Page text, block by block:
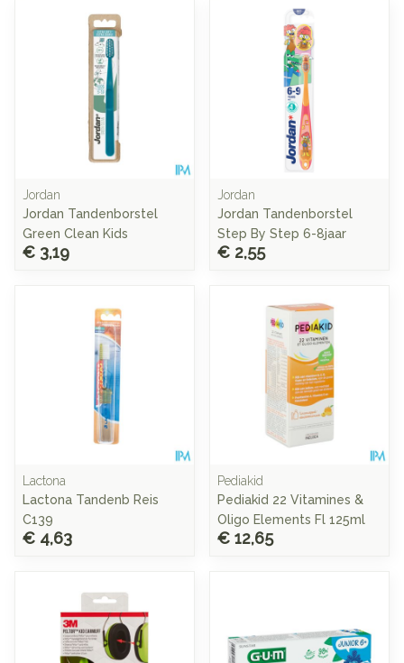
Jordan
Jordan Tandenborstel
Green Clean Kids
€ 3,19
Jordan
Jordan Tandenborstel
Step By Step 6-8jaar
€ 2,55
Lactona
Lactona Tandenb Reis
C139
€ 4,63
Pediakid
Pediakid 22 Vitamines &
Oligo Elements Fl 125ml
€ 12,65